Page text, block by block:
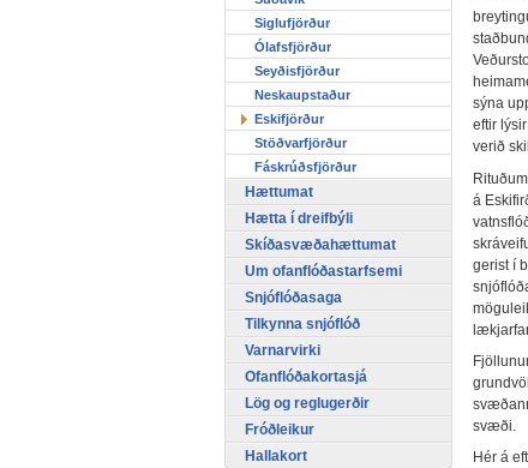
sýna
eftir
verið
á
gerist í
svæði.
Hér á
Siglufjörður
Ólafsfjörður
Seyðisfjörður
Neskaupstaður
Eskifjörður
Stöðvarfjörður
Fáskrúðsfjörður
Hættumat
Hætta í dreifbýli
Skíðasvæðahættumat
Um ofanflóðastarfsemi
Snjóflóðasaga
Tilkynna snjóflóð
Varnarvirki
Ofanflóðakortasjá
Lög og reglugerðir
Fróðleikur
Hallakort